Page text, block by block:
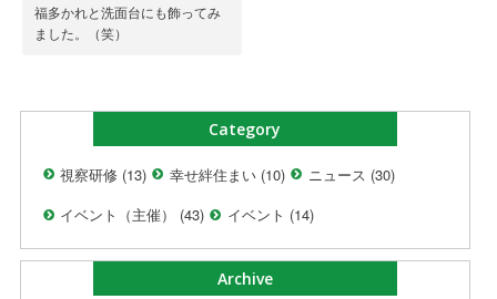
福多かれと洗面台にも飾ってみ
ました。（笑）
Category
視察研修 (13) 幸せ絆住まい (10)
ニュース (30)
イベント（主催） (43)
イベント (14)
Archive